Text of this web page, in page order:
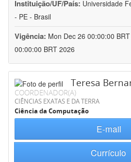
Instituição/UF/País: Universidade
- PE - Brasil
Vigência: Mon Dec 26 00:00:00
00:00:00 BRT 2026
Teresa
COORDENADOR(A)
CIÊNCIAS EXATAS E DA TERRA
Ciência da Computação
E-mail
Currículo